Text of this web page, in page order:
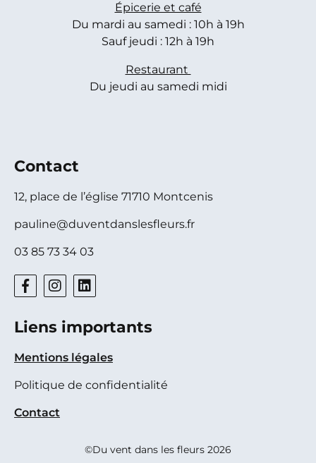
Épicerie et café
Du mardi au samedi : 10h à 19h
Sauf jeudi : 12h à 19h
Restaurant
Du jeudi au samedi midi
Contact
12, place de l’église 71710 Montcenis
pauline@duventdanslesfleurs.fr
03 85 73 34 03
Liens importants
Mentions légales
Politique de confidentialité
Contact
©Du vent dans les fleurs 2026